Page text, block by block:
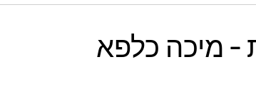
- מיכה כלפא